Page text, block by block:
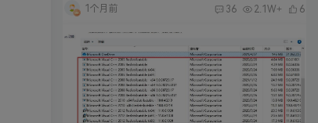
1个月前 36 2.1W+ 6